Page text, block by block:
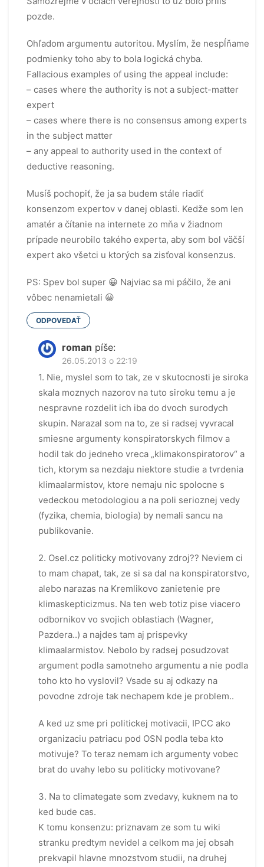
pozde.
Ohľadom argumentu autoritou. Myslím, že nespĺňame
podmienky toho aby to bola logická chyba.
Fallacious examples of using the appeal include:
– cases where the authority is not a subject-matter
expert
– cases where there is no consensus among experts
in the subject matter
– any appeal to authority used in the context of
deductive reasoning.
Musíš pochopiť, že ja sa budem stále riadiť
konsenzom expertov v danej oblasti. Kedže som len
amatér a čítanie na internete zo mňa v žiadnom
prípade neurobilo takého experta, aby som bol väčší
expert ako všetci u ktorých sa zisťoval konsenzus.
PS: Spev bol super 😀 Najviac sa mi páčilo, že ani
vôbec nenamietali 😀
ODPOVEDAŤ
roman píše:
26.05.2013 o 22:19
1. Nie, myslel som to tak, ze v skutocnosti je siroka
skala moznych nazorov na tuto siroku temu a je
nespravne rozdelit ich iba do dvoch surodych
skupin. Narazal som na to, ze si radsej vyvracal
smiesne argumenty konspiratorskych filmov a
hodil tak do jedneho vreca „klimakonspiratorov“ a
tich, ktorym sa nezdaju niektore studie a tvrdenia
klimaalarmistov, ktore nemaju nic spolocne s
vedeckou metodologiou a na poli serioznej vedy
(fyzika, chemia, biologia) by nemali sancu na
publikovanie.
2. Osel.cz politicky motivovany zdroj?? Neviem ci
to mam chapat, tak, ze si sa dal na konspiratorstvo,
alebo narazas na Kremlikovo zanietenie pre
klimaskepticizmus. Na ten web totiz pise viacero
odbornikov vo svojich oblastiach (Wagner,
Pazdera..) a najdes tam aj prispevky
klimaalarmistov. Nebolo by radsej posudzovat
argument podla samotneho argumentu a nie podla
toho kto ho vyslovil? Vsade su aj odkazy na
povodne zdroje tak nechapem kde je problem..
A ked uz sme pri politickej motivacii, IPCC ako
organizaciu patriacu pod OSN podla teba kto
motivuje? To teraz nemam ich argumenty vobec
brat do uvahy lebo su politicky motivovane?
3. Na to climategate som zvedavy, kuknem na to
ked bude cas.
K tomu konsenzu: priznavam ze som tu wiki
stranku predtym nevidel a celkom ma jej obsah
prekvapil hlavne mnozstvom studii, na druhej